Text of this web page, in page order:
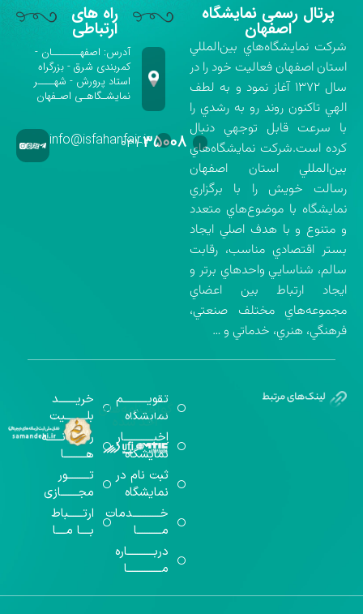
پرتال رسمی نمایشگاه
اصفهان
شركت نمايشگاه‌هاي بين‌المللي
استان اصفهان فعاليت خود را در
سال ۱۳۷۲ آغاز نمود و به لطف
الهي تاكنون روند رو به رشدي را
با سرعت قابل توجهي دنبال
كرده است.شركت نمايشگاه‌هاي
بين‌المللي استان اصفهان
رسالت خويش را با برگزاري
نمايشگاه با موضوع‌هاي متعدد
و متنوع و با هدف اصلي ايجاد
بستر اقتصادي مناسب، رقابت
سالم، شناسايي واحدهاي برتر و
ايجاد ارتباط بين اعضاي
مجموعه‌هاي مختلف صنعتي،
فرهنگي، هنري، خدماتي و …
راه های
ارتباطی
آدرس: اصفهـــــــان -
کمربندی شرق - بزرگراه
استاد پرورش - شهــــر
نمایشـگاهـی اصـفهان
۰۳۱-۳۵۰۰۸info@isfahanfair.ir
تقویــــــــــم
نمایشگاه
اخبــــــــــــار
نمایشگاه
ثبت نام در
نمایشگاه
خـــــــــــدمات
مــــــــــا
دربـــــــــــاره
مــــــــــــــا
خریـــــــد
بلـــــــــیت
رســـــانــــــه
هـــــــــا
تـــــــــور
مجـــــــازی
ارتــــــباط
بــــا مــــا
گواهینامه‌های
اخذ شده